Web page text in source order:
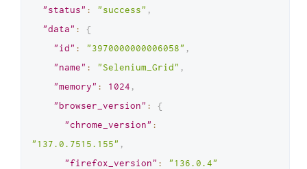
"status" : "success" ,
"data" :
{
"id" : "3970000000006058" ,
"name" : "Selenium_Grid" ,
"memory" : 1024 ,
"browser_version" :
{
"chrome_version" :
"137.0.7515.155" ,
"firefox_version" :
"136.0.4"